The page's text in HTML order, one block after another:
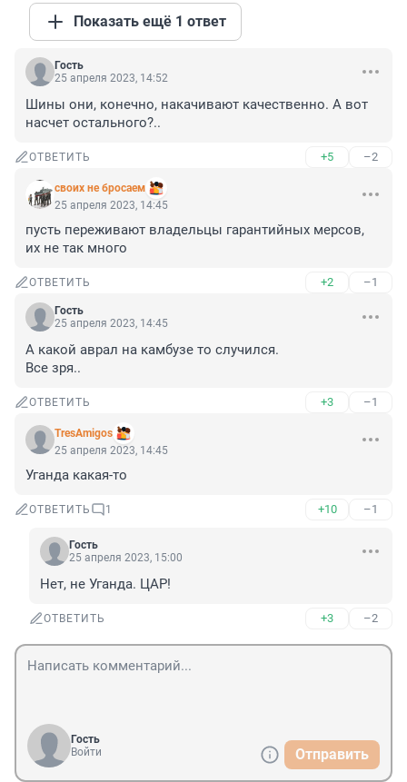
Показать ещё 1 ответ
Гость
25 апреля 2023, 14:52
Шины они, конечно, накачивают качественно. А вот
насчет остального?..
ОТВЕТИТЬ +5 –2
своих не бросаем
25 апреля 2023, 14:45
пусть переживают владельцы гарантийных мерсов,
их не так много
ОТВЕТИТЬ +2 –1
Гость
25 апреля 2023, 14:45
А какой аврал на камбузе то случился.
Все зря..
ОТВЕТИТЬ +3 –1
TresAmigos
25 апреля 2023, 14:45
Уганда какая-то
ОТВЕТИТЬ 1 +10 –1
Гость
25 апреля 2023, 15:00
Нет, не Уганда. ЦАР!
ОТВЕТИТЬ +3 –2
Гость
Войти
Отправить